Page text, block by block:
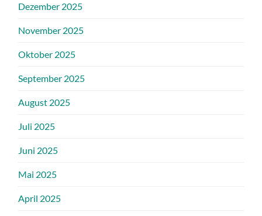
Dezember 2025
November 2025
Oktober 2025
September 2025
August 2025
Juli 2025
Juni 2025
Mai 2025
April 2025